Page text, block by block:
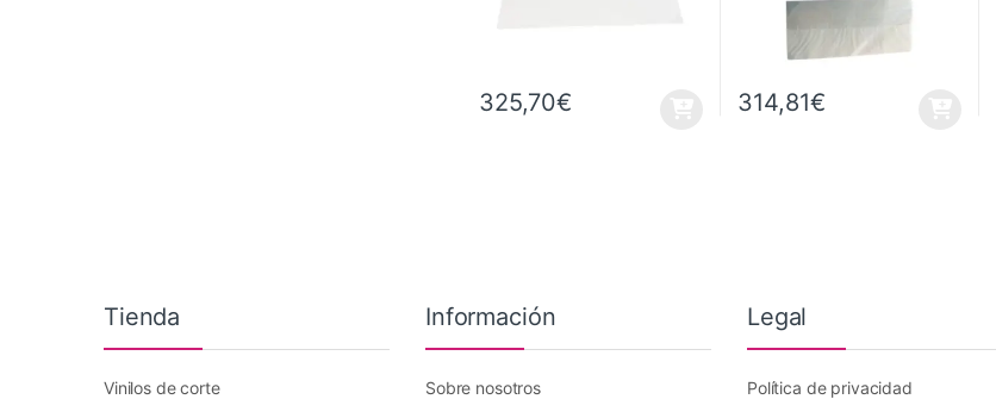
325,70€ 314,81€
Tienda
Vinilos de corte
Información
Sobre nosotros
Legal
Política de privacidad